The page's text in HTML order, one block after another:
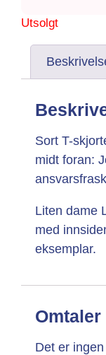
Utsolgt
Sort T-
midt foran:
Liten dame
med
eksemplar.
Omtaler
Det er